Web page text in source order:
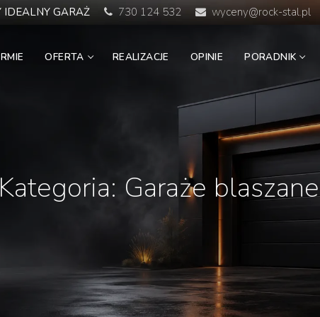
IDEALNY GARAŻ 730 124 532 wyceny@rock-stal.pl
OFERTA REALIZACJE OPINIE PORADNIK
Kategoria: Garaże blaszane